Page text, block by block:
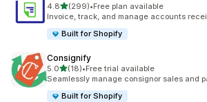
4.85つ星中
(299)
合計レビュー数：299件
•Free plan available
Invoice, track, and manage accounts
Built for Shopify
Consignify
5.05つ星中
(18)
合計レビュー数：18件
•Free trial available
Seamlessly manage consignor sales and
Built for Shopify